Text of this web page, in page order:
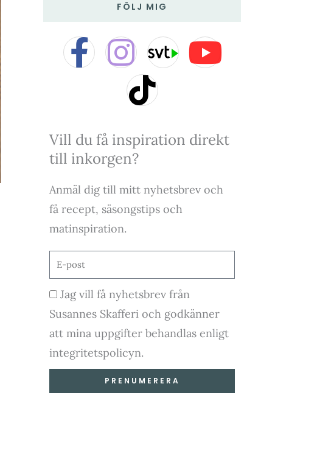
FÖLJ MIG
F
a
e
b
o
o
k
-
f
I
n
s
t
a
g
r
a
m
Y
o
t
b
T
i
k
t
k
Vill du få inspiration direkt
till inkorgen?
Anmäl dig till mitt nyhetsbrev och
få recept, säsongstips och
matinspiration.
E-
post
Godkännande
Jag vill få nyhetsbrev från
Susannes Skafferi och godkänner
att mina uppgifter behandlas enligt
integritetspolicyn.
PRENUMERERA